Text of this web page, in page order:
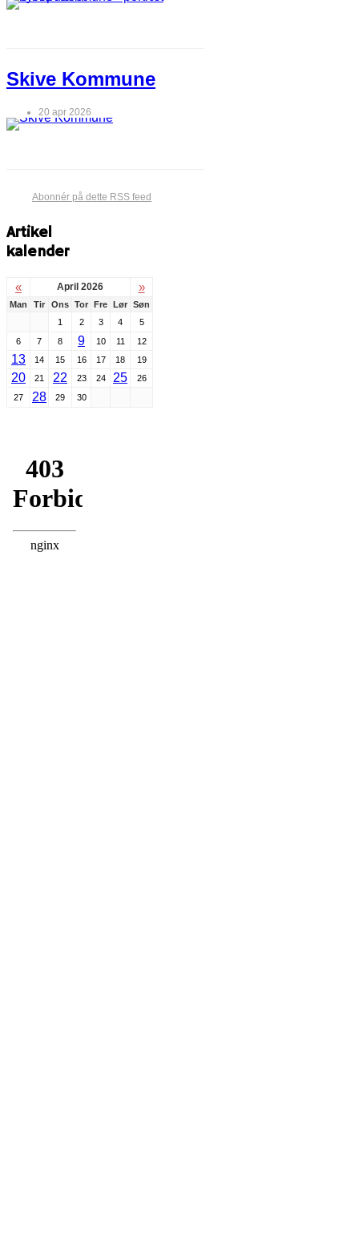
Skive Kommune
20 apr 2026
Abonnér på dette RSS feed
Artikel
kalender
« April 2026 »
Man Tir Ons Tor Fre Lør Søn
1
2 3 4
5
6
7 8 9 10 11 12
13 14 15 16 17 18 19
20 21 22 23 24 25
26
27
28 29 30